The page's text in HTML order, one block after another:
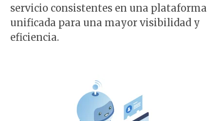
servicio consistentes en una plataforma
unificada para una mayor visibilidad y
eficiencia.